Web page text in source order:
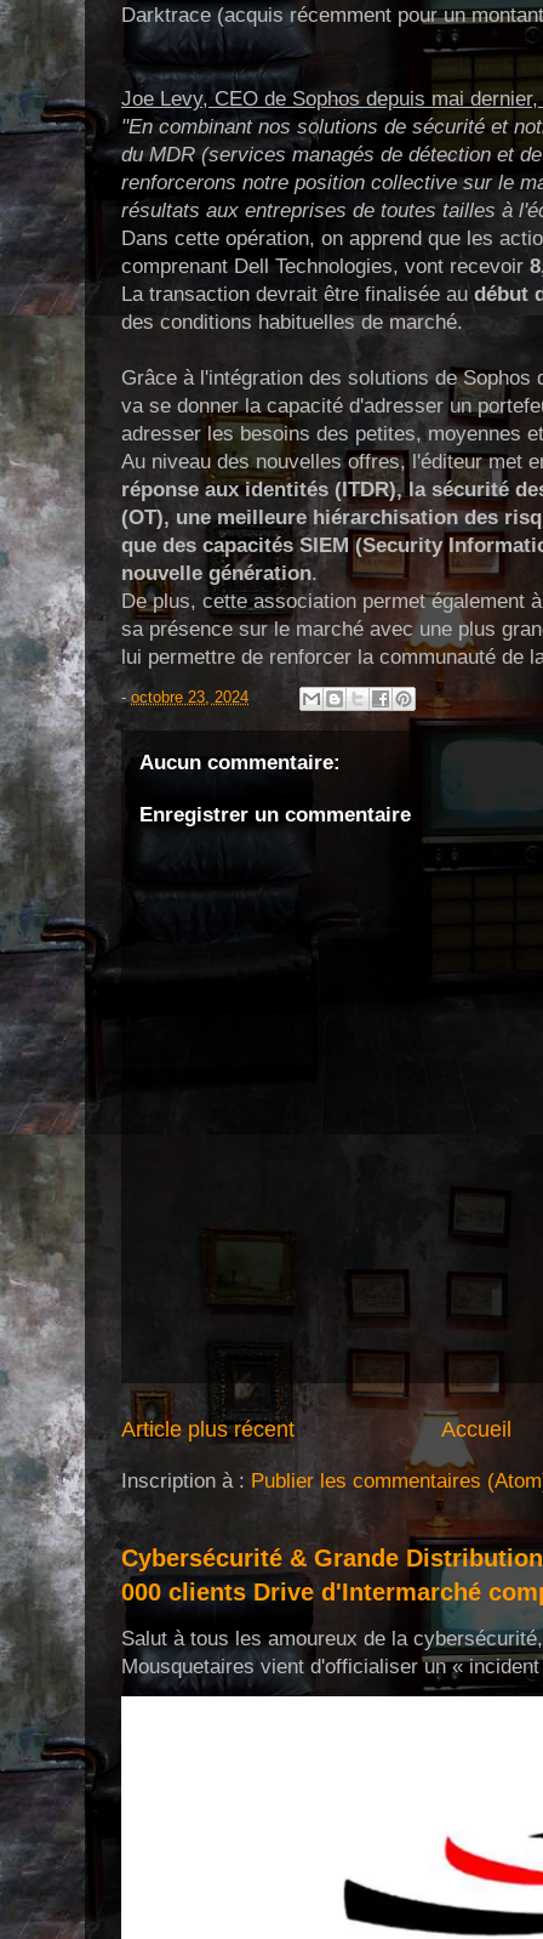
Darktrace (acquis récemment pour un
Joe Levy, CEO de Sophos depuis mai
"En combinant nos solutions de sécurité et
du MDR (services managés de détection et
renforcerons notre position collective sur le
résultats aux entreprises de toutes tailles à
Dans cette opération, on apprend que les
comprenant Dell Technologies, vont recevoir
La transaction devrait être finalisée audébut
des conditions habituelles de marché.
Grâce à l'intégration des solutions de
va se donner la capacité d'adresser un
adresser les besoins des petites, moyennes
Au niveau des nouvelles offres, l'éditeur met
réponse aux identités (ITDR), la sécurité
(OT), une meilleure hiérarchisation des
que des capacités SIEM (Security
nouvelle génération.
De plus, cette association permet également
sa présence sur le marché avec une plus
lui permettre de renforcer la communauté de
- octobre 23, 2024
Aucun commentaire:
Enregistrer un commentaire
Article plus récent Accueil
Inscription à : Publier les commentaires
Cybersécurité & Grande
000 clients Drive d'Intermarché
Salut à tous les amoureux de la
Mousquetaires vient d'officialiser un «